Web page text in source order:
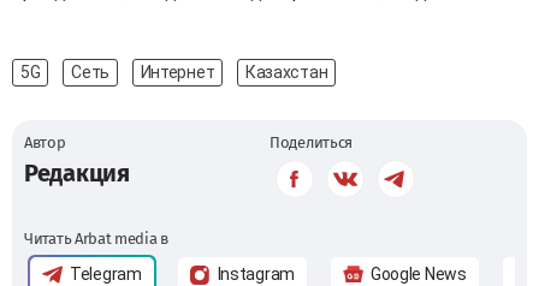
5G Сеть Интернет Казахстан
Автор
Редакция
Поделиться
Читать Arbat media в
Telegram Instagram Google News